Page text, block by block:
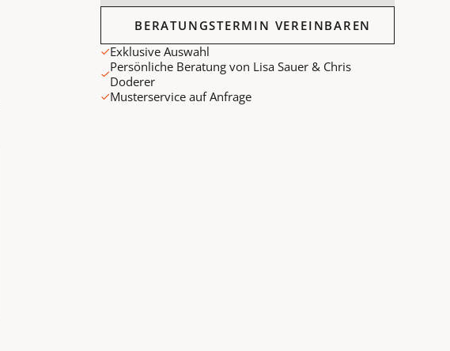
BERATUNGSTERMIN VEREINBAREN
Exklusive Auswahl
Persönliche Beratung von Lisa Sauer & Chris
Doderer
Musterservice auf Anfrage